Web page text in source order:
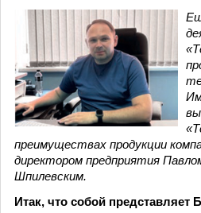
преимуществах продукции
директором предприятия
Шпилевским.
Итак, что собой представляет